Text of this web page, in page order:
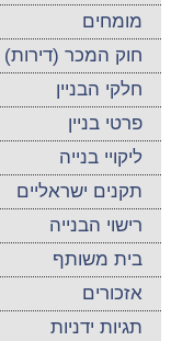
מומחים
חוק המכר (דירות)
חלקי הבניין
פרטי בניין
ליקויי בנייה
תקנים ישראליים
רישוי הבנייה
בית משותף
אזכורים
תגיות ידניות